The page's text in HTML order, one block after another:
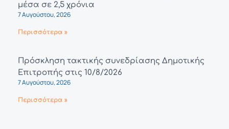
μέσα σε 2,5 χρόνια
7 Αυγούστου, 2026
Περισσότερα »
Πρόσκληση τακτικής συνεδρίασης Δημοτικής
Επιτροπής στις 10/8/2026
7 Αυγούστου, 2026
Περισσότερα »